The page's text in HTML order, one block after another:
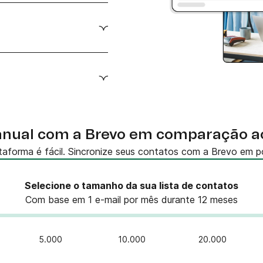
com a Brevo em comparação
é fácil. Sincronize seus contatos com a Brevo em
Selecione o tamanho da sua lista de contatos
Com base em 1 e-mail por mês durante 12 meses
5.000 10.000 20.000